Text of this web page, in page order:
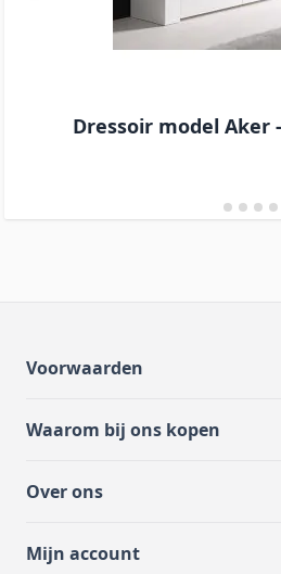
Dressoir model Aker
Voorwaarden
Waarom bij ons kopen
Over ons
Mijn account